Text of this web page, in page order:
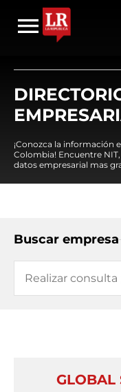
¡Conozca la información
Colombia! Encuentre
datos empresarial mas
Buscar empresa
GLOBAL